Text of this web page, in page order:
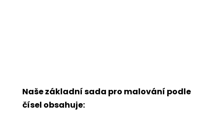
Naše základní sada pro malování podle
čísel obsahuje: